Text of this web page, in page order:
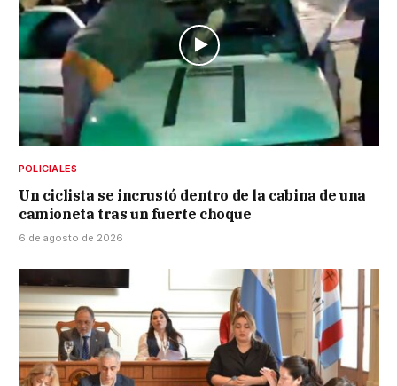
POLICIALES
Un ciclista se incrustó dentro de la cabina de una
camioneta tras un fuerte choque
6 de agosto de 2026